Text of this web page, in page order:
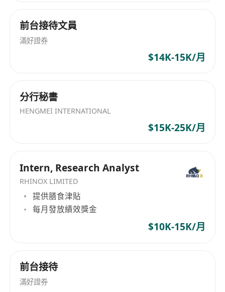
前台接待文員
滿好證券
$14K-15K/月
分行秘書
HENGMEI INTERNATIONAL
$15K-25K/月
Intern, Research Analyst
RHINOX LIMITED
提供膳食津貼
每月發放績效獎金
$10K-15K/月
前台接待
滿好證券